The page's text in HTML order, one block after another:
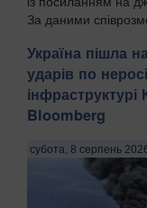
За даними
Україна пішла
ударів по
Bloomberg
субота, 8 серпень